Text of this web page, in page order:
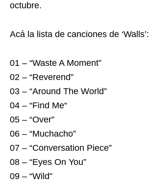
octubre.
Acá la lista de canciones de ‘Walls’:
01 – “Waste A Moment”
02 – “Reverend”
03 – “Around The World”
04 – “Find Me“
05 – “Over”
06 – “Muchacho”
07 – “Conversation Piece”
08 – “Eyes On You”
09 – “Wild”